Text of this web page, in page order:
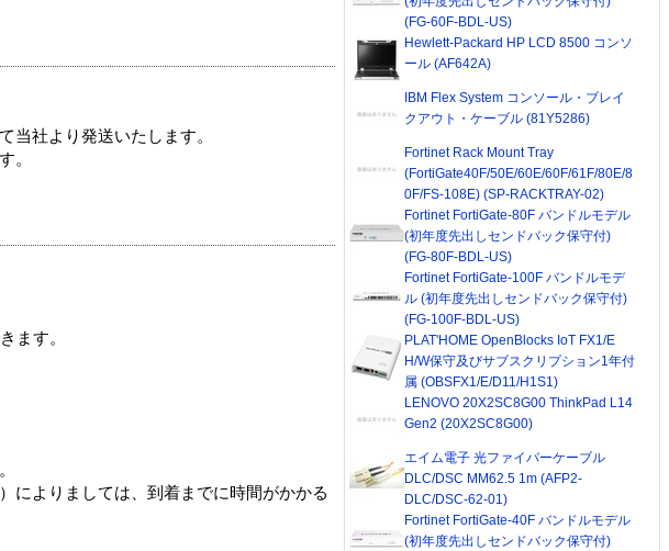
当社より発送いたします。
。
ます。
によりましては、到着までに時間がかかる
(FG-60F-BDL-US)
Hewlett-Packard HP LCD 8500 コンソ
ール (AF642A)
IBM Flex System コンソール・ブレイ
クアウト・ケーブル (81Y5286)
Fortinet Rack Mount Tray
(FortiGate40F/50E/60E/60F/61F/80E/8
0F/FS-108E) (SP-RACKTRAY-02)
Fortinet FortiGate-80F バンドルモデル
(初年度先出しセンドバック保守付)
(FG-80F-BDL-US)
Fortinet FortiGate-100F バンドルモデ
ル (初年度先出しセンドバック保守付)
(FG-100F-BDL-US)
PLAT'HOME OpenBlocks IoT FX1/E
H/W保守及びサブスクリプション1年付
属 (OBSFX1/E/D11/H1S1)
LENOVO 20X2SC8G00 ThinkPad L14
Gen2 (20X2SC8G00)
エイム電子 光ファイバーケーブル
DLC/DSC MM62.5 1m (AFP2-
DLC/DSC-62-01)
Fortinet FortiGate-40F バンドルモデル
(初年度先出しセンドバック保守付)